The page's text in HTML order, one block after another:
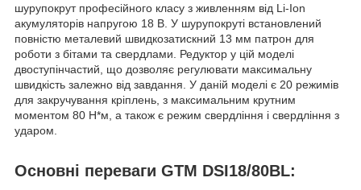
шурупокрут професійного класу з живленням від Li-Ion
акумуляторів напругою 18 В. У шурупокруті встановлений
повністю металевий швидкозатискний 13 мм патрон для
роботи з бітами та свердлами. Редуктор у цій моделі
двоступінчастий, що дозволяє регулювати максимальну
швидкість залежно від завдання. У даній моделі є 20 режимів
для закручування кріплень, з максимальним крутним
моментом 80 Н*м, а також є режим свердління і свердління з
ударом.
Основні переваги GTM DSI18/80BL: